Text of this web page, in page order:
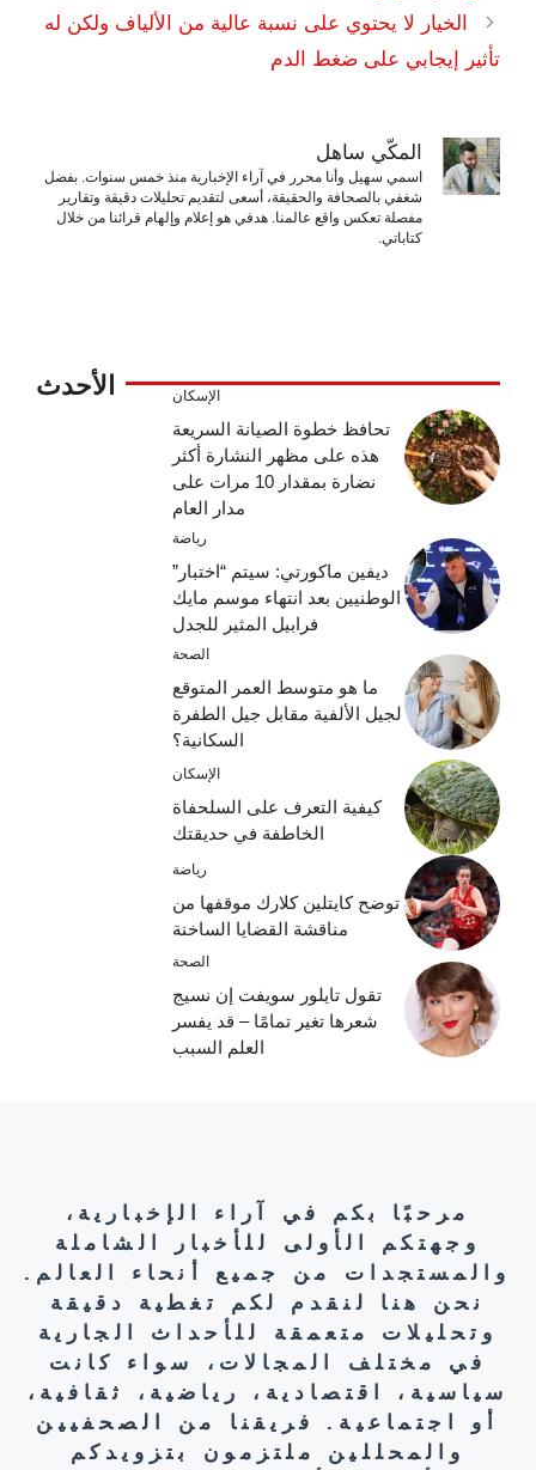
الخيار لا يحتوي على نسبة عالية من الألياف ولكن له
تأثير إيجابي على ضغط الدم
المكّي ساهل
اسمي سهيل وأنا محرر في آراء الإخبارية منذ خمس سنوات. بفضل
شغفي بالصحافة والحقيقة، أسعى لتقديم تحليلات دقيقة وتقارير
مفصلة تعكس واقع عالمنا. هدفي هو إعلام وإلهام قرائنا من خلال
كتاباتي.
الأحدث الإسكان
تحافظ خطوة الصيانة السريعة
هذه على مظهر النشارة أكثر
نضارة بمقدار 10 مرات على
مدار العام
رياضة
ديفين ماكورتي: سيتم “اختبار”
الوطنيين بعد انتهاء موسم مايك
فرابيل المثير للجدل
الصحة
ما هو متوسط ​​العمر المتوقع
لجيل الألفية مقابل جيل الطفرة
السكانية؟
الإسكان
كيفية التعرف على السلحفاة
الخاطفة في حديقتك
رياضة
توضح كايتلين كلارك موقفها من
مناقشة القضايا الساخنة
الصحة
تقول تايلور سويفت إن نسيج
شعرها تغير تمامًا – قد يفسر
العلم السبب
مرحبًا بكم في آراء الإخبارية،
وجهتكم الأولى للأخبار الشاملة
والمستجدات من جميع أنحاء العالم.
نحن هنا لنقدم لكم تغطية دقيقة
وتحليلات متعمقة للأحداث الجارية
في مختلف المجالات، سواء كانت
سياسية، اقتصادية، رياضية، ثقافية،
أو اجتماعية. فريقنا من الصحفيين
والمحللين ملتزمون بتزويدكم